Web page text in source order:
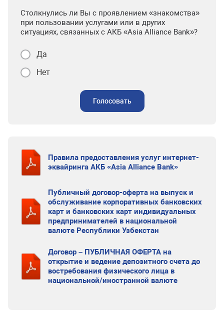
Столкнулись ли Вы с проявлением «знакомства»
при пользовании услугами или в других
ситуациях, связанных с АКБ «Asia Alliance Bank»?
Да
Нет
Голосовать
Правила предоставления услуг интернет-
эквайринга АКБ «Asia Alliance Bank»
Публичный договор-оферта на выпуск и
обслуживание корпоративных банковских
карт и банковских карт индивидуальных
предпринимателей в национальной
валюте Республики Узбекстан
Договор – ПУБЛИЧНАЯ ОФЕРТА на
открытие и ведение депозитного счета до
востребования физического лица в
национальной/иностранной валюте